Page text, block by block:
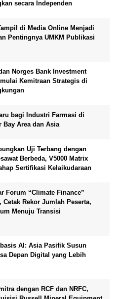
secara Independen
di Media Online Menjadi
Pentingnya UMKM Publikasi
Norges Bank Investment
Kemitraan Strategis di
bagi Industri Farmasi di
Bay Area dan Asia
Uji Terbang dengan
Berbeda, V5000 Matrix
Sertifikasi Kelaikudaraan
Forum “Climate Finance”
Cetak Rekor Jumlah Peserta,
Menuju Transisi
AI: Asia Pasifik Susun
Depan Digital yang Lebih
dengan RCF dan NRFC,